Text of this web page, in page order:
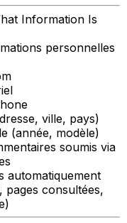
Information Is
personnelles
ville, pays)
(année, modèle)
soumis via
automatiquement
pages consultées,